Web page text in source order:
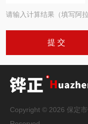
请输入计算结果（填写阿
Copyright © 2026 保定